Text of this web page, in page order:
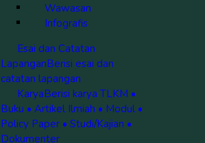
Wawasan
Infografis
Esai dan Catatan
LapanganBerisi esai dan
catatan lapangan
KaryaBerisi karya TLKM •
Buku • Artikel Ilmiah • Modul •
Policy Paper • Studi/Kajian •
Dokumenter